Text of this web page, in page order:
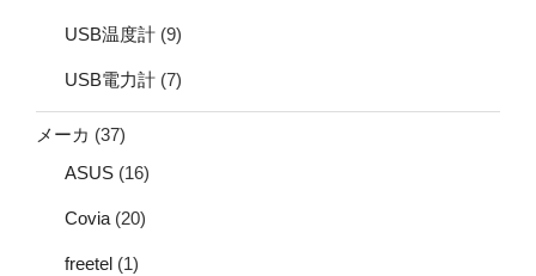
USB温度計 (9)
USB電力計 (7)
メーカ (37)
ASUS (16)
Covia (20)
freetel (1)